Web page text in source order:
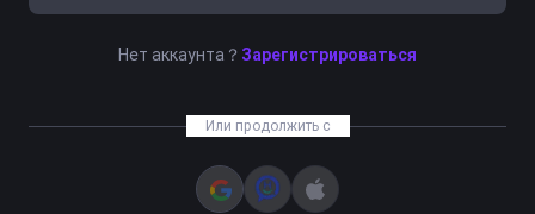
Нет аккаунта？ Зарегистрироваться
Или продолжить с